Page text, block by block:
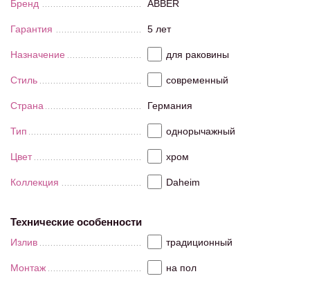
Бренд ABBER
Гарантия 5 лет
Назначение для раковины
Стиль современный
Страна Германия
Тип однорычажный
Цвет хром
Коллекция Daheim
Технические особенности
Излив традиционный
Монтаж на пол